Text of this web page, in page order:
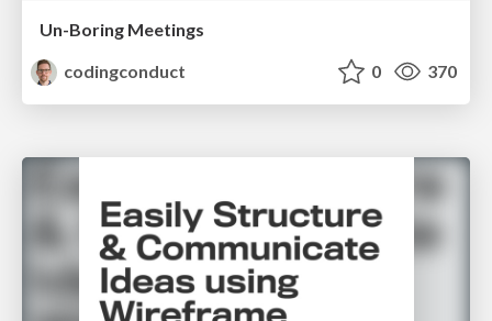
Un-Boring Meetings
codingconduct
0 370